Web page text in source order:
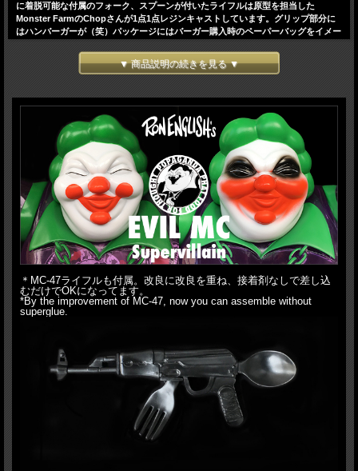
に着脱可能な付属のフォーク、スプーンが付いたライフルは原型を担当した
Monster FarmのChopさんが1点1点レジンキャストしています。グリップ部分に
はハンバーガーが（笑）パッケージにはバーガー購入時のペーパーバッグをイメー
にEVIL MCアートワークを落とし込んだポストカードが付属します。これで究極の
EVIL MCが完成です。今回のSupervillain editionはあのダークサイドヒーローを
ヒーローの必需品JOKERカードをトランプ素材で製作。EVIL MCのサイズに合わ
せてポストカードと同じ特大サイズ。 クリア成型なのでEVIL MCのお腹に入れて
楽しめます。前回おまけで付属したバーガーペーパーも10枚も付属します。今回の
ライフルはBKです。
H:34cm（頭まで）、40cm（ハンバーガーまで）、HxW:49x47cm(ライフル装着
時)、HxW:11x28cm(ライフル)
HxW:14.8x10cm(Jokerカード)
HxW:15x15cm(バーガーペーパー)
▼ 商品説明の続きを見る ▼
＊MC-47ライフルも付属。改良に改良を重ね、接着剤なしで差し込
むだけでOKになってます。
*By the improvement of MC-47, now you can assemble without
superglue.